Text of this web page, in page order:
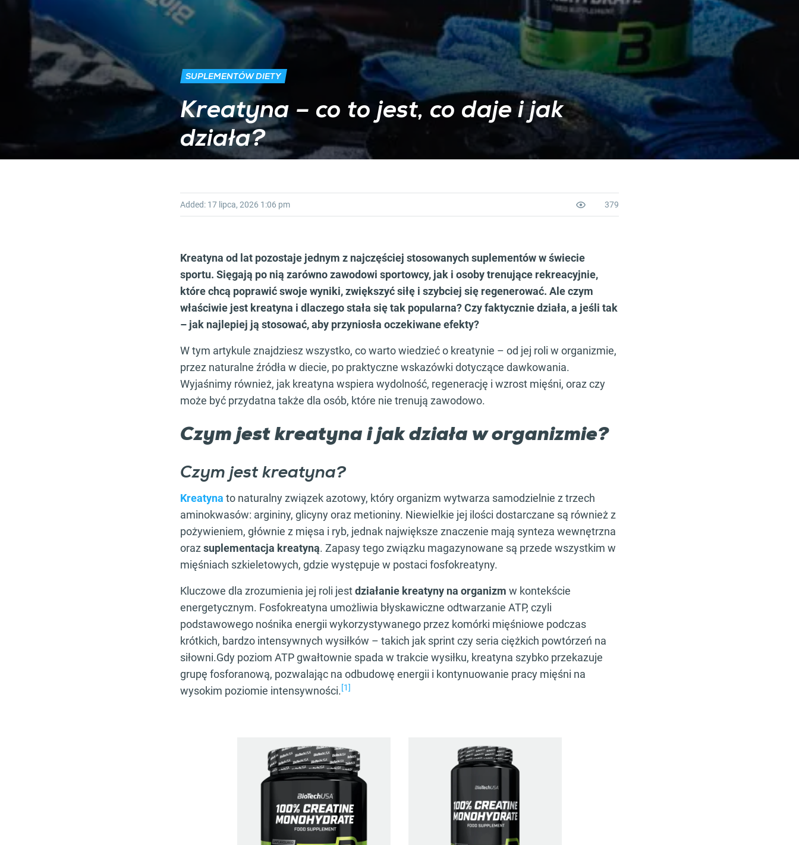
SUPLEMENTÓW DIETY
Kreatyna – co to jest, co daje i jak
działa?
Added: 17 lipca, 2026 1:06 pm 379
Kreatyna od lat pozostaje jednym z najczęściej stosowanych suplementów w świecie
sportu. Sięgają po nią zarówno zawodowi sportowcy, jak i osoby trenujące rekreacyjnie,
które chcą poprawić swoje wyniki, zwiększyć siłę i szybciej się regenerować. Ale czym
właściwie jest kreatyna i dlaczego stała się tak popularna? Czy faktycznie działa, a jeśli tak
– jak najlepiej ją stosować, aby przyniosła oczekiwane efekty?
W tym artykule znajdziesz wszystko, co warto wiedzieć o kreatynie – od jej roli w organizmie,
przez naturalne źródła w diecie, po praktyczne wskazówki dotyczące dawkowania.
Wyjaśnimy również, jak kreatyna wspiera wydolność, regenerację i wzrost mięśni, oraz czy
może być przydatna także dla osób, które nie trenują zawodowo.
Czym jest kreatyna i jak działa w organizmie?
Czym jest kreatyna?
Kreatyna to naturalny związek azotowy, który organizm wytwarza samodzielnie z trzech
aminokwasów: argininy, glicyny oraz metioniny. Niewielkie jej ilości dostarczane są również z
pożywieniem, głównie z mięsa i ryb, jednak największe znaczenie mają synteza wewnętrzna
oraz suplementacja kreatyną. Zapasy tego związku magazynowane są przede wszystkim w
mięśniach szkieletowych, gdzie występuje w postaci fosfokreatyny.
Kluczowe dla zrozumienia jej roli jestdziałanie kreatyny na organizm w kontekście
energetycznym. Fosfokreatyna umożliwia błyskawiczne odtwarzanie ATP, czyli
podstawowego nośnika energii wykorzystywanego przez komórki mięśniowe podczas
krótkich, bardzo intensywnych wysiłków – takich jak sprint czy seria ciężkich powtórzeń na
siłowni.Gdy poziom ATP gwałtownie spada w trakcie wysiłku, kreatyna szybko przekazuje
grupę fosforanową, pozwalając na odbudowę energii i kontynuowanie pracy mięśni na
wysokim poziomie intensywności.[1]